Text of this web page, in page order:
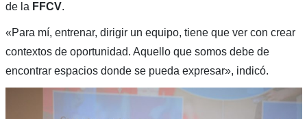
de la FFCV.
«Para mí, entrenar, dirigir un equipo, tiene que ver con crear
contextos de oportunidad. Aquello que somos debe de
encontrar espacios donde se pueda expresar», indicó.